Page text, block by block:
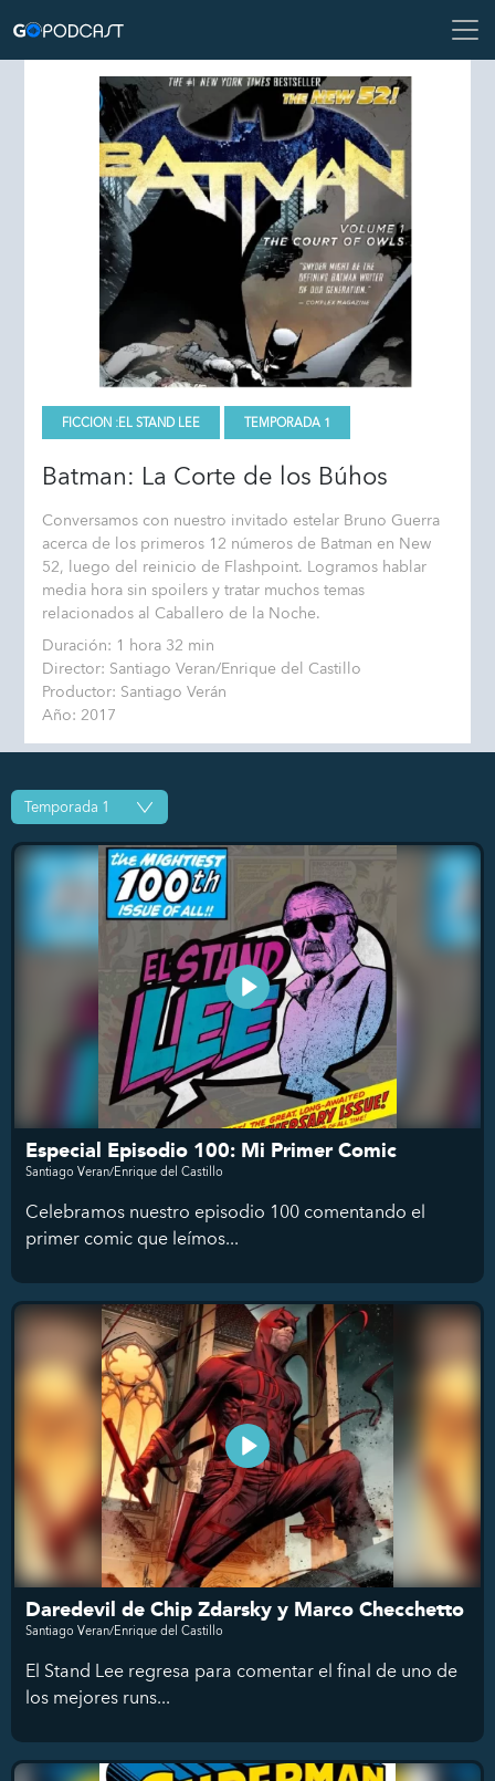
FICCION :EL STAND LEE TEMPORADA 1
Batman: La Corte de los Búhos
Conversamos con nuestro invitado estelar Bruno Guerra
acerca de los primeros 12 números de Batman en New
52, luego del reinicio de Flashpoint. Logramos hablar
media hora sin spoilers y tratar muchos temas
relacionados al Caballero de la Noche.
Duración: 1 hora 32 min
Director: Santiago Veran/Enrique del Castillo
Productor: Santiago Verán
Año: 2017
Especial Episodio 100: Mi Primer Comic
Santiago Veran/Enrique del Castillo
Celebramos nuestro episodio 100 comentando el
primer comic que leímos...
Daredevil de Chip Zdarsky y Marco Checchetto
Santiago Veran/Enrique del Castillo
El Stand Lee regresa para comentar el final de uno de
los mejores runs...